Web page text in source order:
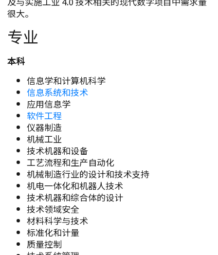
很大。
专业
本科
信息学和计算机科学
信息系统和技术
应用信息学
软件工程
仪器制造
机械工业
技术机器和设备
工艺流程和生产自动化
机械制造行业的设计和技术支持
机电一体化和机器人技术
技术机器和综合体的设计
技术领域安全
材料科学与技术
标准化和计量
质量控制